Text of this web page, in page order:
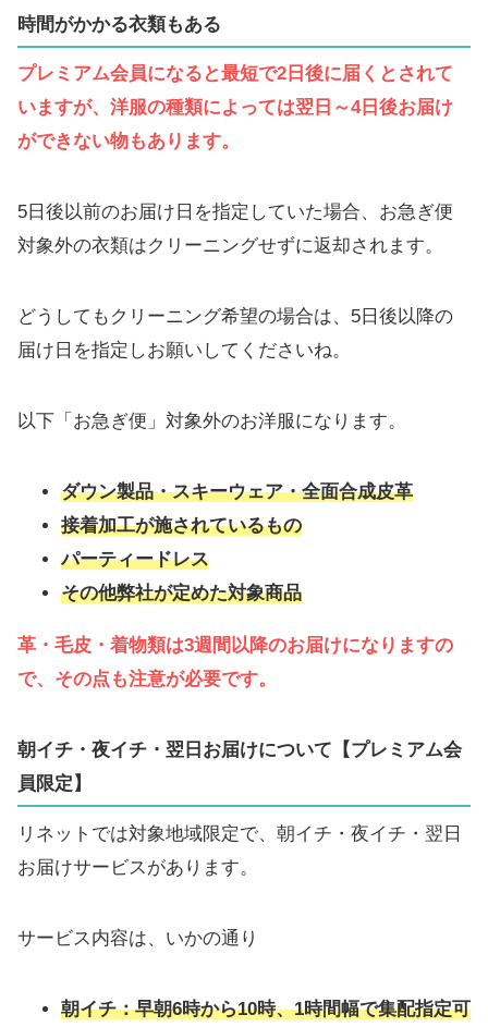
時間がかかる衣類もある
プレミアム会員になると最短で2日後に届くとされて
いますが、洋服の種類によっては翌日～4日後お届け
ができない物もあります。
5日後以前のお届け日を指定していた場合、お急ぎ便
対象外の衣類はクリーニングせずに返却されます。
どうしてもクリーニング希望の場合は、5日後以降の
届け日を指定しお願いしてくださいね。
以下「お急ぎ便」対象外のお洋服になります。
ダウン製品・スキーウェア・全面合成皮革
接着加工が施されているもの
パーティードレス
その他弊社が定めた対象商品
革・毛皮・着物類は3週間以降のお届けになりますの
で、その点も注意が必要です。
朝イチ・夜イチ・翌日お届けについて【プレミアム会
員限定】
リネットでは対象地域限定で、朝イチ・夜イチ・翌日
お届けサービスがあります。
サービス内容は、いかの通り
朝イチ：早朝6時から10時、1時間幅で集配指定可